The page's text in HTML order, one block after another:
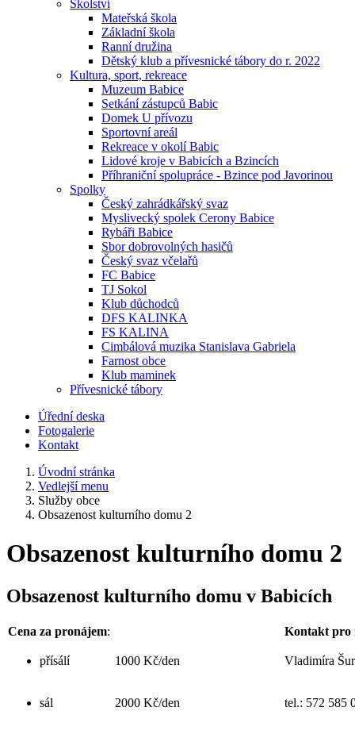
Školství
Mateřská škola
Základní škola
Ranní družina
Dětský klub a přívesnické tábory do r. 2022
Kultura, sport, rekreace
Muzeum Babice
Setkání zástupců Babic
Domek U přívozu
Sportovní areál
Rekreace v okolí Babic
Lidové kroje v Babicích a Bzincích
Příhraniční spolupráce - Bzince pod Javorinou
Spolky
Český zahrádkářský svaz
Myslivecký spolek Cerony Babice
Rybáři Babice
Sbor dobrovolných hasičů
Český svaz včelařů
FC Babice
TJ Sokol
Klub důchodců
DFS KALINKA
FS KALINA
Cimbálová muzika Stanislava Gabriela
Farnost obce
Klub maminek
Přívesnické tábory
Úřední deska
Fotogalerie
Kontakt
Úvodní stránka
Vedlejší menu
Služby obce
Obsazenost kulturního domu 2
Obsazenost kulturního domu 2
Obsazenost kulturního domu v Babicích
Cena za pronájem: Kontakt pro
přísálí 1000 Kč/den Vladimíra
sál 2000 Kč/den tel.: 572 585